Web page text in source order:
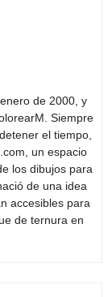
de 2000, y
Siempre
el tiempo,
un espacio
los dibujos para
de una idea
accesibles para
de ternura en